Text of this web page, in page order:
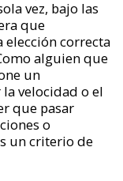
vez, bajo las
que
correcta
alguien que
un
velocidad o el
que pasar
o
un criterio de